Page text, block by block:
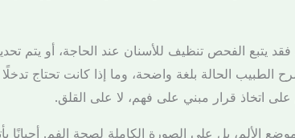
فقد يتبع الفحص تنظيف للأسنان عند الحاجة، أو
الطبيب الحالة بلغة واضحة، وما إذا كانت تحتاج
اتخاذ قرار مبني على فهم، لا على القلق.
الألم، بل على الصورة الكاملة لصحة الفم.